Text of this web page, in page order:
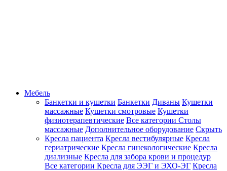
Мебель
Банкетки и кушетки Банкетки Диваны Кушетки
массажные Кушетки смотровые Кушетки
физиотерапевтические Все категории Столы
массажные Дополнительное оборудование Скрыть
Кресла пациента Кресла вестибулярные Кресла
гериатрические Кресла гинекологические Кресла
диализные Кресла для забора крови и процедур
Все категории Кресла для ЭЭГ и ЭХО-ЭГ Кресла